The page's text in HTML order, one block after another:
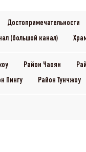
Достопримечательности
(большой канал)
Район Чаоян
Пингу Район Тунчжоу